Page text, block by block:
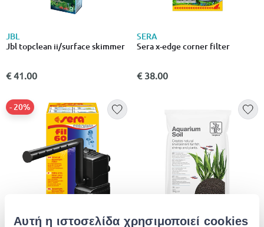
Αυτή η ιστοσελίδα χρησιμοποιεί cookies
JBL
Jbl topclean ii/surface skimmer
€ 41.00
SERA
Sera x-edge corner filter
€ 38.00
- 20%